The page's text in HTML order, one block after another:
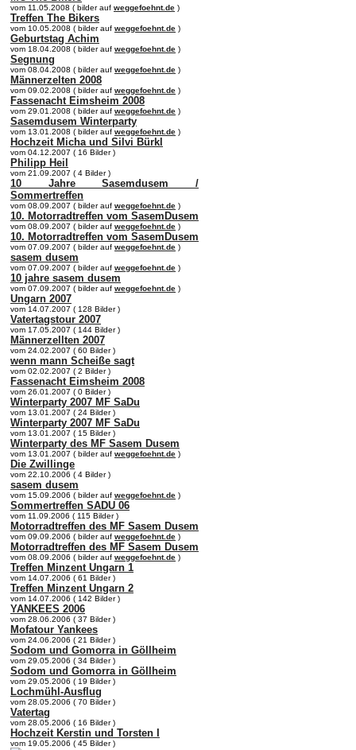
vom 11.05.2008 ( bilder auf weggefoehnt.de )
Treffen The Bikers
vom 10.05.2008 ( bilder auf weggefoehnt.de )
Geburtstag Achim
vom 18.04.2008 ( bilder auf weggefoehnt.de )
Segnung
vom 08.04.2008 ( bilder auf weggefoehnt.de )
Männerzelten 2008
vom 09.02.2008 ( bilder auf weggefoehnt.de )
Fassenacht Eimsheim 2008
vom 29.01.2008 ( bilder auf weggefoehnt.de )
Sasemdusem Winterparty
vom 13.01.2008 ( bilder auf weggefoehnt.de )
Hochzeit Micha und Silvi Bürkl
vom 04.12.2007 ( 16 Bilder )
Philipp Heil
vom 21.09.2007 ( 4 Bilder )
10 Jahre Sasemdusem /
Sommertreffen
vom 08.09.2007 ( bilder auf weggefoehnt.de )
10. Motorradtreffen vom SasemDusem
vom 08.09.2007 ( bilder auf weggefoehnt.de )
10. Motorradtreffen vom SasemDusem
vom 07.09.2007 ( bilder auf weggefoehnt.de )
sasem dusem
vom 07.09.2007 ( bilder auf weggefoehnt.de )
10 jahre sasem dusem
vom 07.09.2007 ( bilder auf weggefoehnt.de )
Ungarn 2007
vom 14.07.2007 ( 128 Bilder )
Vatertagstour 2007
vom 17.05.2007 ( 144 Bilder )
Männerzellten 2007
vom 24.02.2007 ( 60 Bilder )
wenn mann Scheiße sagt
vom 02.02.2007 ( 2 Bilder )
Fassenacht Eimsheim 2008
vom 26.01.2007 ( 0 Bilder )
Winterparty 2007 MF SaDu
vom 13.01.2007 ( 24 Bilder )
Winterparty 2007 MF SaDu
vom 13.01.2007 ( 15 Bilder )
Winterparty des MF Sasem Dusem
vom 13.01.2007 ( bilder auf weggefoehnt.de )
Die Zwillinge
vom 22.10.2006 ( 4 Bilder )
sasem dusem
vom 15.09.2006 ( bilder auf weggefoehnt.de )
Sommertreffen SADU 06
vom 11.09.2006 ( 115 Bilder )
Motorradtreffen des MF Sasem Dusem
vom 09.09.2006 ( bilder auf weggefoehnt.de )
Motorradtreffen des MF Sasem Dusem
vom 08.09.2006 ( bilder auf weggefoehnt.de )
Treffen Minzent Ungarn 1
vom 14.07.2006 ( 61 Bilder )
Treffen Minzent Ungarn 2
vom 14.07.2006 ( 142 Bilder )
YANKEES 2006
vom 28.06.2006 ( 37 Bilder )
Mofatour Yankees
vom 24.06.2006 ( 21 Bilder )
Sodom und Gomorra in Göllheim
vom 29.05.2006 ( 34 Bilder )
Sodom und Gomorra in Göllheim
vom 29.05.2006 ( 19 Bilder )
Lochmühl-Ausflug
vom 28.05.2006 ( 70 Bilder )
Vatertag
vom 28.05.2006 ( 16 Bilder )
Hochzeit Kerstin und Torsten I
vom 19.05.2006 ( 45 Bilder )